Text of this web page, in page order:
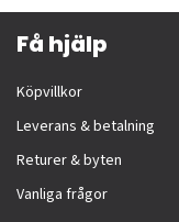
Få hjälp
Köpvillkor
Leverans & betalning
Returer & byten
Vanliga frågor